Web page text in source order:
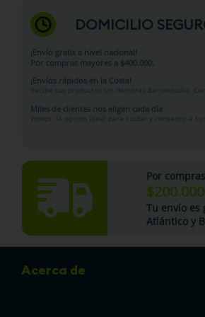
DOMICILIO
¡Envío gratis a nivel nacional!
Por compras mayores a $400.000.
¡Envíos rápidos en la Costa!
Recibe tus productos sin demoras Barranquilla,
Miles de clientes nos eligen cada día
Woopi: la opción ideal para cuidar y consentir a tu
Por
Tu envío es
Atlántico y
Acerca de